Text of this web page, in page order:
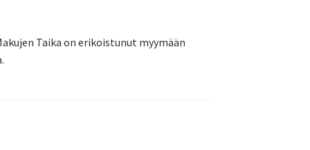
Taika on erikoistunut myymään